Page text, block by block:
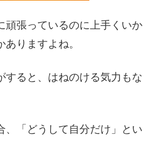
頑張っているのに上手くいか
りますよね。
すると、はねのける気力もな
、「どうして自分だけ」とい